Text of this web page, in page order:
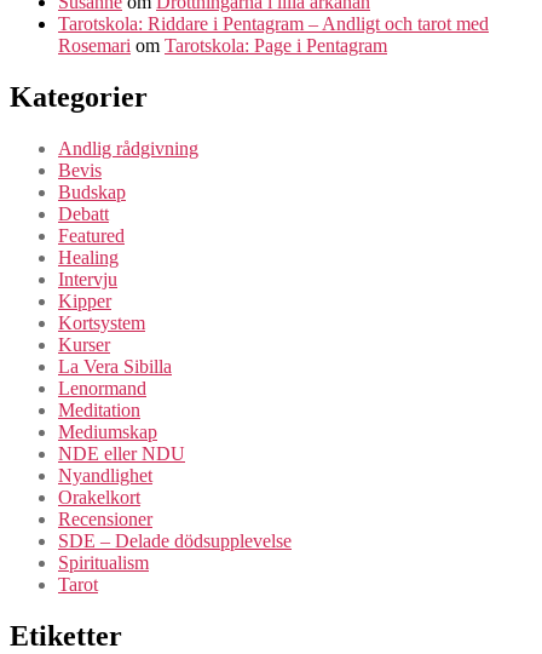
Tarotskola: Riddare i Pentagram – Andligt och tarot med
Rosemari om Tarotskola: Page i Pentagram
Kategorier
Andlig rådgivning
Bevis
Budskap
Debatt
Featured
Healing
Intervju
Kipper
Kortsystem
Kurser
La Vera Sibilla
Lenormand
Meditation
Mediumskap
NDE eller NDU
Nyandlighet
Orakelkort
Recensioner
SDE – Delade dödsupplevelse
Spiritualism
Tarot
Etiketter